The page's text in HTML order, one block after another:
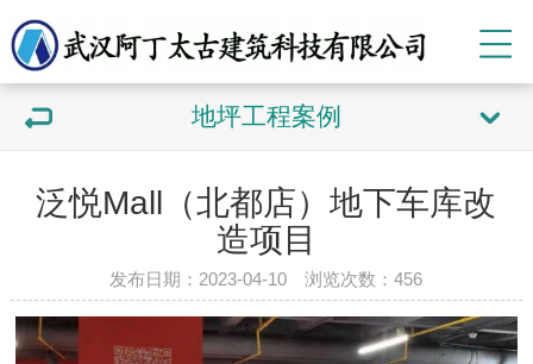
地坪工程案例
泛悦Mall（北都店）地下车库改
造项目
发布日期：2023-04-10 浏览次数：456